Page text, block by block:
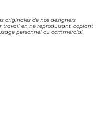
originales de nos designers
travail en ne reproduisant, copiant
personnel ou commercial.